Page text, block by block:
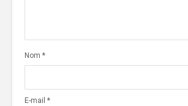
Nom *
E-mail *